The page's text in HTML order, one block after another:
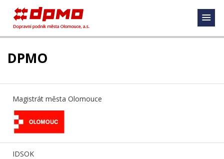
DPMO
Magistrát města Olomouce
IDSOK